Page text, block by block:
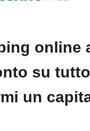
online
su
un